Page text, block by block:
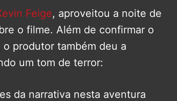
Feige, aproveitou a noite de
o filme. Além de confirmar o
produtor também deu a
um tom de terror:
da narrativa nesta aventura